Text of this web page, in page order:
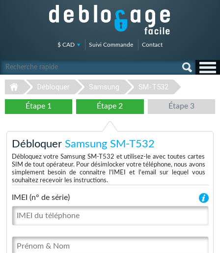
$ CAD Suivi Commande Contact
Débloquer Samsung SM-T532
Étape 1 Étape 2 Étape 3
Débloquer Samsung SM-T532
Débloquez votre Samsung SM-T532 et utilisez-le avec toutes cartes
SIM de tout opérateur. Pour désimlocker votre téléphone, nous avons
simplement besoin de connaitre l'IMEI et l'email sur lequel vous
souhaitez recevoir les instructions.
IMEI (n° de série)